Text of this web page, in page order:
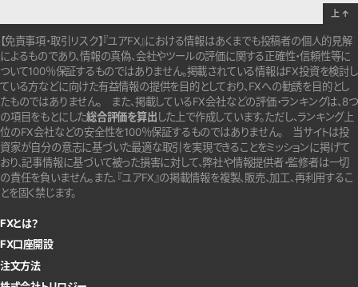
【免責事項・取引リスク】『ユアFX』における情報はあくまでも投稿者の個人的見解
によるものであり、情報の真偽、会社やツールの評価に関する正確性・信頼性等に
ついて100％保証するものではありません。掲載されている情報はFX投資を検討し
ている方などに向けた有益情報の提供を目的としており、FXへの勧誘を目的とし
たものではありません。 また、掲載しているFX会社などの評価・ランキングは、8つ
の項目をもとにした総合評価を算出 した上で作成しています。ただし、ランキング上
位のFX会社などの安全性を100％保証するものではありません。
当サイトは投
資家が自分の意志に基づいた最適な取引を実現できることをミッションに掲げて
おり、記事情報に基づいて被った損害に対して、弊社や情報提供者・監修者は一切
の責任を負いません。また、『ユアFX』の掲載情報を複製、販売、加工、再利用するこ
とを固く禁じます。
FXとは？
FX口座開設
注文方法
上 ↑